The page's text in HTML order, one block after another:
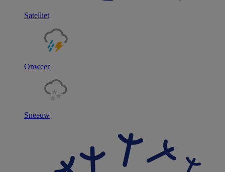
Satelliet
Onweer
Sneeuw